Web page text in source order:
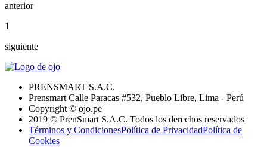
anterior
1
siguiente
PRENSMART S.A.C.
Prensmart Calle Paracas #532, Pueblo Libre, Lima - Perú
Copyright © ojo.pe
2019 © PrenSmart S.A.C. Todos los derechos reservados
Términos y CondicionesPolítica de PrivacidadPolítica de
Cookies